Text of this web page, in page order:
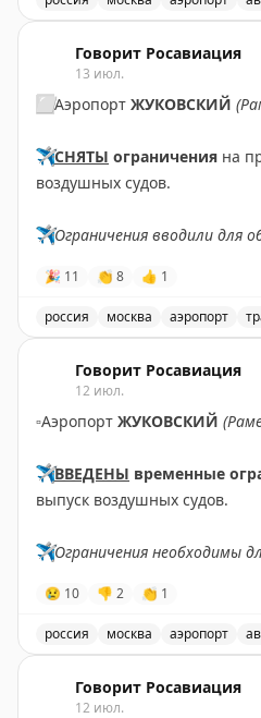
Говорит Росавиация
13 июл.
⬜️Аэропорт ЖУКОВСКИЙ
✈️СНЯТЫ ограничения на
воздушных судов.
✈️Ограничения вводили для
✈️ Говорит Росавиация| MAX
🎉 11 👏 8 👍 1
россия москва аэропорт
Говорит Росавиация
12 июл.
▫️Аэропорт ЖУКОВСКИЙ
✈️ВВЕДЕНЫ временные
выпуск воздушных судов.
✈️Ограничения необходимы
✈️ Говорит Росавиация| MАХ
😢 10 👎 2 👏 1
россия москва аэропорт
Говорит Росавиация
12 июл.